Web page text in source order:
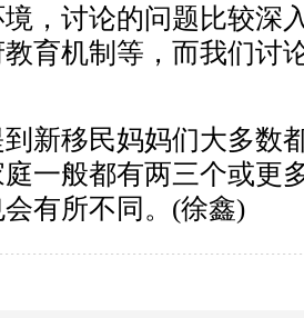
，讨论的问题比较深
育机制等，而我们讨
移民妈妈们大多数
一般都有两三个或更
有所不同。(徐鑫)